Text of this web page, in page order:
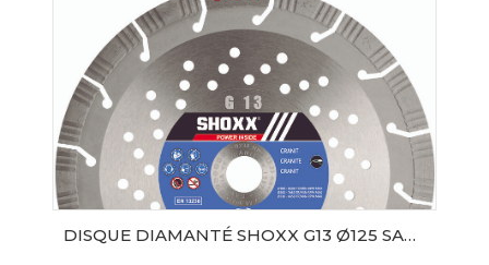
DISQUE DIAMANTÉ SHOXX G13 Ø125 SAMEDIA